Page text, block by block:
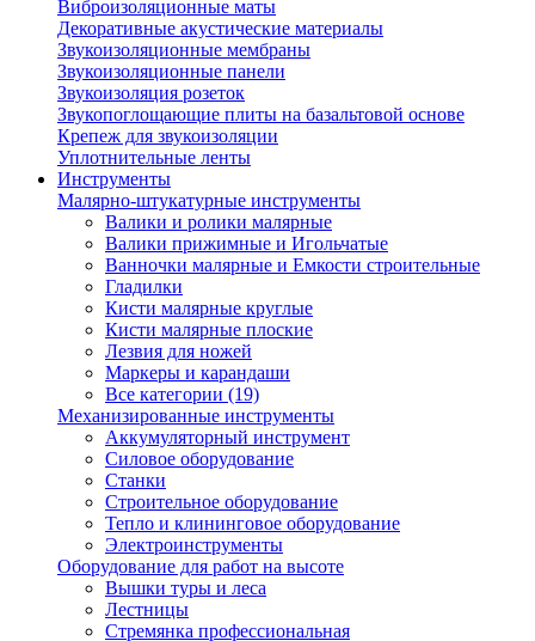
Виброизоляционные маты
Декоративные акустические материалы
Звукоизоляционные мембраны
Звукоизоляционные панели
Звукоизоляция розеток
Звукопоглощающие плиты на базальтовой основе
Крепеж для звукоизоляции
Уплотнительные ленты
Инструменты
Малярно-штукатурные инструменты
Валики и ролики малярные
Валики прижимные и Игольчатые
Ванночки малярные и Емкости строительные
Гладилки
Кисти малярные круглые
Кисти малярные плоские
Лезвия для ножей
Маркеры и карандаши
Все категории (19)
Механизированные инструменты
Аккумуляторный инструмент
Силовое оборудование
Станки
Строительное оборудование
Тепло и клининговое оборудование
Электроинструменты
Оборудование для работ на высоте
Вышки туры и леса
Лестницы
Стремянка профессиональная